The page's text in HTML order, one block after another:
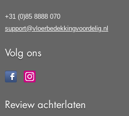
+31 (0)85 8888 070
support@vloerbedekkingvoordelig.nl
Volg ons
Review achterlaten